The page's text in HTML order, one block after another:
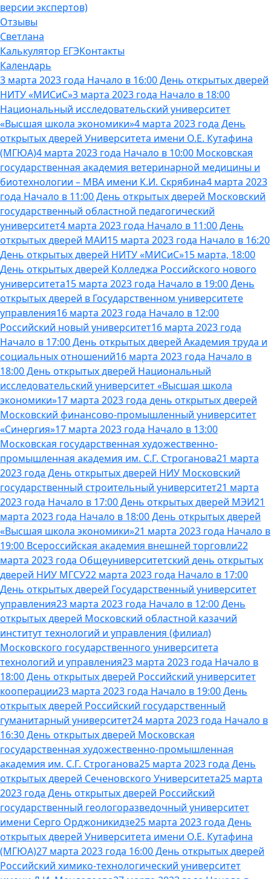
версии экспертов)
Отзывы
Светлана
Калькулятор ЕГЭКонтакты
Календарь
3 марта 2023 года Начало в 16:00 День открытых дверей
НИТУ «МИСиС»3 марта 2023 года Начало в 18:00
Национальный исследовательский университет
«Высшая школа экономики»4 марта 2023 года День
открытых дверей Университета имени О.Е. Кутафина
(МГЮА)4 марта 2023 года Начало в 10:00 Московская
государственная академия ветеринарной медицины и
биотехнологии – МВА имени К.И. Скрябина4 марта 2023
года Начало в 11:00 День открытых дверей Московский
государственный областной педагогический
университет4 марта 2023 года Начало в 11:00 День
открытых дверей МАИ15 марта 2023 года Начало в 16:20
День открытых дверей НИТУ «МИСиС»15 марта, 18:00
День открытых дверей Колледжа Российского нового
университета15 марта 2023 года Начало в 19:00 День
открытых дверей в Государственном университете
управления16 марта 2023 года Начало в 12:00
Российский новый университет16 марта 2023 года
Начало в 17:00 День открытых дверей Академия труда и
социальных отношений16 марта 2023 года Начало в
18:00 День открытых дверей Национальный
исследовательский университет «Высшая школа
экономики»17 марта 2023 года день открытых дверей
Московский финансово-промышленный университет
«Синергия»17 марта 2023 года Начало в 13:00
Московская государственная художественно-
промышленная академия им. С.Г. Строганова21 марта
2023 года День открытых дверей НИУ Московский
государственный строительный университет21 марта
2023 года Начало в 17:00 День открытых дверей МЭИ21
марта 2023 года Начало в 18:00 День открытых дверей
«Высшая школа экономики»21 марта 2023 года Начало в
19:00 Всероссийская академия внешней торговли22
марта 2023 года Общеуниверситетский день открытых
дверей НИУ МГСУ22 марта 2023 года Начало в 17:00
День открытых дверей Государственный университет
управления23 марта 2023 года Начало в 12:00 День
открытых дверей Московский областной казачий
институт технологий и управления (филиал)
Московского государственного университета
технологий и управления23 марта 2023 года Начало в
18:00 День открытых дверей Российский университет
кооперации23 марта 2023 года Начало в 19:00 День
открытых дверей Российский государственный
гуманитарный университет24 марта 2023 года Начало в
16:30 День открытых дверей Московская
государственная художественно-промышленная
академия им. С.Г. Строганова25 марта 2023 года День
открытых дверей Сеченовского Университета25 марта
2023 года День открытых дверей Российский
государственный геологоразведочный университет
имени Серго Орджоникидзе25 марта 2023 года День
открытых дверей Университета имени О.Е. Кутафина
(МГЮА)27 марта 2023 года 16:00 День открытых дверей
Российский химико-технологический университет